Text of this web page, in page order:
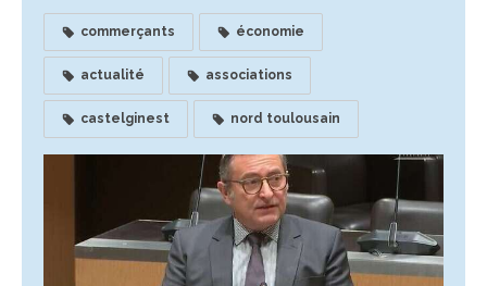
commerçants économie
actualité associations
castelginest nord toulousain